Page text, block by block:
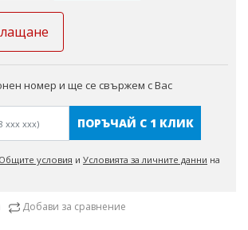
номер и ще се свържем с Вас
ПОРЪЧАЙ С 1 КЛИК
Общите условия и Условията за личните данни на
Добави за сравнение